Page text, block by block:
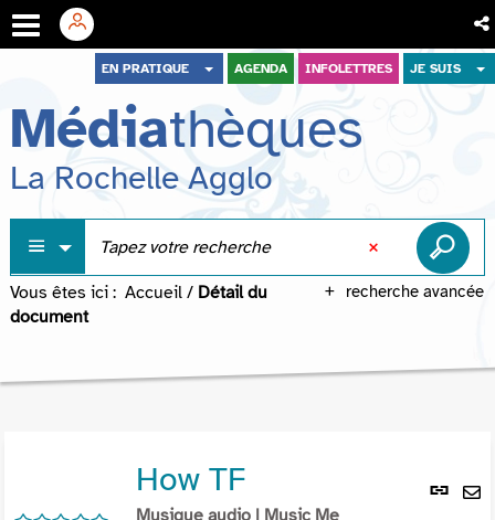
menu
contenu
recherche
EN PRATIQUE AGENDA INFOLETTRES JE SUIS
Médiathèques
La Rochelle Agglo
recherche avancée
Vous êtes ici : Accueil / Détail du
document
Lien
How TF
Musique audio | Music Me